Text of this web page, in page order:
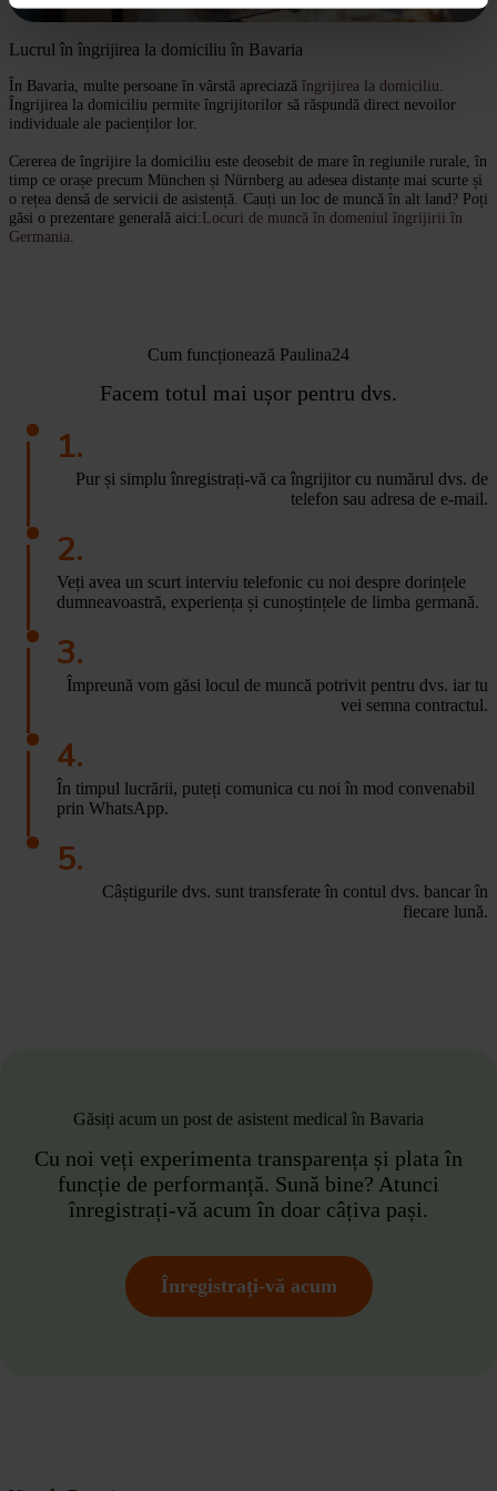
Lucrul în îngrijirea la domiciliu în Bavaria
În Bavaria, multe persoane în vârstă apreciază îngrijirea la domiciliu
Îngrijirea la domiciliu permite îngrijitorilor să răspundă direct nevoilor
individuale ale pacienților lor.
Cererea de îngrijire la domiciliu este deosebit de mare în regiunile rurale, în
timp ce orașe precum München și Nürnberg au adesea distanțe mai scurte și
o rețea densă de servicii de asistență. Cauți un loc de muncă în alt land? Poți
găsi o prezentare generală aici:Locuri de muncă în domeniul îngrijirii în
Germania
Cum funcționează Paulina24
Facem totul mai ușor pentru dvs.
1.
Pur și simplu înregistrați-vă ca îngrijitor cu numărul dvs. de
telefon sau adresa de e-mail.
2.
Veți avea un scurt interviu telefonic cu noi despre dorințele
dumneavoastră, experiența și cunoștințele de limba germană.
3.
Împreună vom găsi locul de muncă potrivit pentru dvs. iar tu
vei semna contractul.
4.
În timpul lucrării, puteți comunica cu noi în mod convenabil
prin WhatsApp.
5.
Câștigurile dvs. sunt transferate în contul dvs. bancar în
fiecare lună.
Găsiți acum un post de asistent medical în Bavaria
Cu noi veți experimenta transparența și plata în
funcție de performanță. Sună bine? Atunci
înregistrați-vă acum în doar câțiva pași.
Înregistrați-vă acum